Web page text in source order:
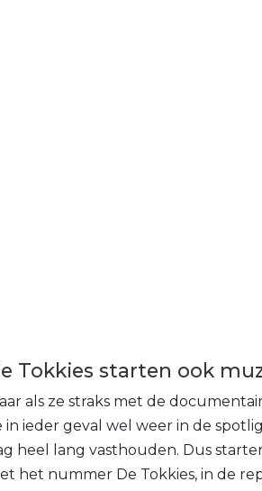
Tokkies starten ook
als ze straks met de
in ieder geval wel weer in de
heel lang vasthouden. Dus
het nummer De Tokkies, in de